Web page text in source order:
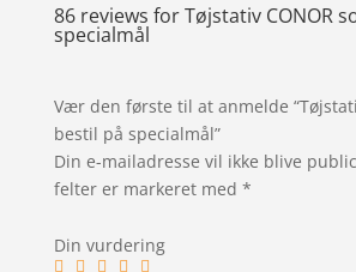
86 reviews forTøjstativ CONOR
specialmål
Vær den første til at anmelde
bestil på specialmål”
Din e-mailadresse vil ikke blive
felter er markeret med *
Din vurdering